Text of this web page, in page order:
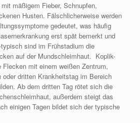
mäßigem Fieber, Schnupfen,
Husten. Fälschlicherweise werden
gedeutet, was häufig
erst spät bemerkt und
sind im Frühstadium die
auf der Mundschleimhaut. Koplik-
mit einem weißen Zentrum,
dritten Krankheitstag im Bereich
Ab dem dritten Tag rötet sich die
außerdem steigt das
einigen Tagen bildet sich der typische